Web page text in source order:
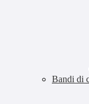
Bandi di